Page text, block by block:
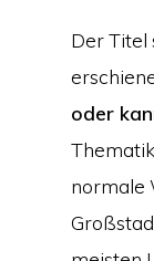
Der Titel
oder
normale